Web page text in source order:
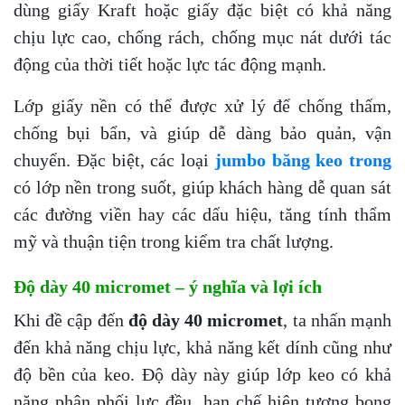
dùng giấy Kraft hoặc giấy đặc biệt có khả năng
chịu lực cao, chống rách, chống mục nát dưới tác
động của thời tiết hoặc lực tác động mạnh.
Lớp giấy nền có thể được xử lý để chống thấm,
chống bụi bẩn, và giúp dễ dàng bảo quản, vận
chuyển. Đặc biệt, các loại jumbo băng keo trong
có lớp nền trong suốt, giúp khách hàng dễ quan sát
các đường viền hay các dấu hiệu, tăng tính thẩm
mỹ và thuận tiện trong kiểm tra chất lượng.
Độ dày 40 micromet – ý nghĩa và lợi ích
Khi đề cập đến độ dày 40 micromet, ta nhấn mạnh
đến khả năng chịu lực, khả năng kết dính cũng như
độ bền của keo. Độ dày này giúp lớp keo có khả
năng phân phối lực đều, hạn chế hiện tượng bong